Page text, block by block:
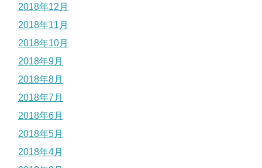
2018年12月
2018年11月
2018年10月
2018年9月
2018年8月
2018年7月
2018年6月
2018年5月
2018年4月